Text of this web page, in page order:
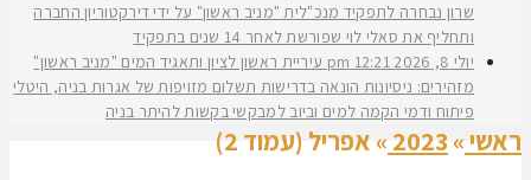
שרון נבחרה לתפקיד מנכ"לית "מניב ראשון" על ידי דירקטוריון החברה
ותחליף את סאלי לוי שפורשת לאחר 14 שנים בתפקיד
יולי 8, 2026
12:21 pm
עיריית ראשון לציון ותאגיד המים "מניב ראשון"
מזהירים: ניסיונות הונאה בדרישות תשלום מזויפות של אגרות בניה, היטלי
פיתוח ודמי הקמה למים וביוב למבקשי בקשות להיתר בניה
ראשי»
2023
» אפריל (עמוד 2)